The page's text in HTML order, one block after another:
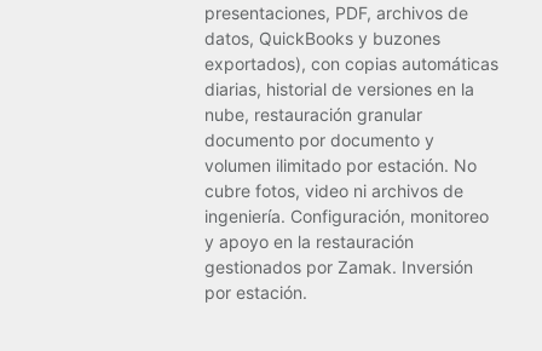
presentaciones, PDF, archivos de
datos, QuickBooks y buzones
exportados), con copias automáticas
diarias, historial de versiones en la
nube, restauración granular
documento por documento y
volumen ilimitado por estación. No
cubre fotos, video ni archivos de
ingeniería. Configuración, monitoreo
y apoyo en la restauración
gestionados por Zamak. Inversión
por estación.